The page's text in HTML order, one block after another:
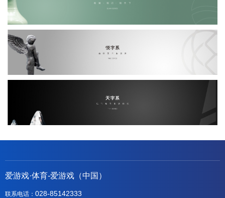
爱游戏·体育-爱游戏（中国）
联系电话： 028-85142333